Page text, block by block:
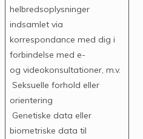
helbredsoplysninger
indsamlet via
korrespondance med dig i
forbindelse med e-
og videokonsultationer, m.v.
Seksuelle forhold eller
orientering
Genetiske data eller
biometriske data til